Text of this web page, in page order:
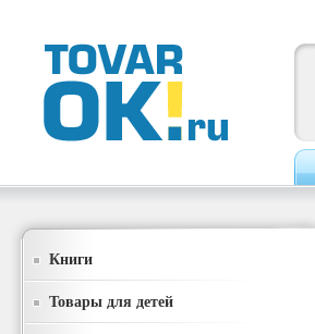
Книги
Товары для детей